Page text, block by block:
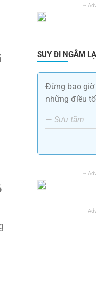
SUY ĐI NGẪM
Đừng bao
những điều
— Sưu tầm